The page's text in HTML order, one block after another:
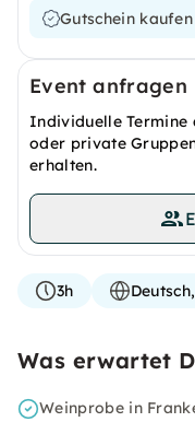
Gutschein kaufen
Event anfragen
Individuelle Termine
oder private
erhalten.
3h
Was erwartet
Weinprobe in